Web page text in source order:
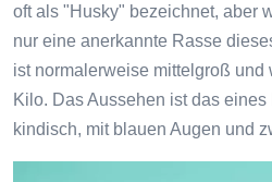
oft als "Husky" bezeichnet, aber
nur eine anerkannte Rasse
ist normalerweise mittelgroß
Kilo. Das Aussehen ist das
kindisch, mit blauen Augen und